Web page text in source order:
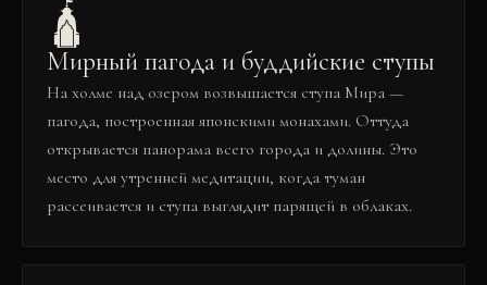
🛕
Мирный пагода и буддийские ступы
На холме над озером возвышается ступа Мира —
пагода, построенная японскими монахами. Оттуда
открывается панорама всего города и долины. Это
место для утренней медитации, когда туман
рассеивается и ступа выглядит парящей в облаках.